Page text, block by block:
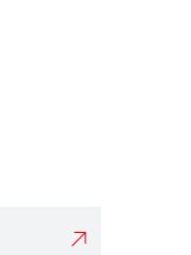
